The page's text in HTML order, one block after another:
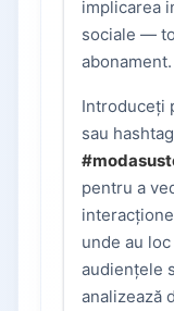
implicarea
sociale —
abonament.
Introduceți
sau
pentru a
unde au
audiențele
analizează